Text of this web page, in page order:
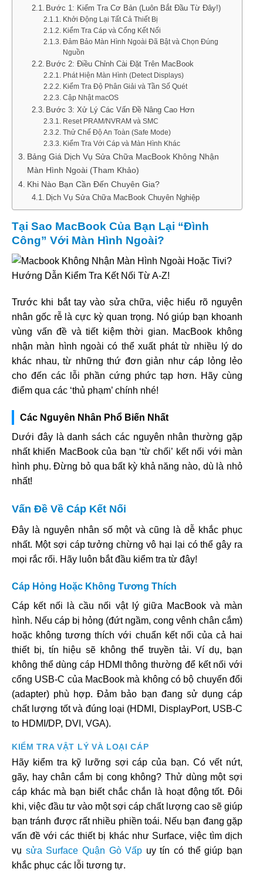
Bước 1: Kiểm Tra Cơ Bản (Luôn Bắt Đầu Từ Đây!)
Khởi Động Lại Tất Cả Thiết Bị
Kiểm Tra Cáp và Cổng Kết Nối
Đảm Bảo Màn Hình Ngoài Đã Bật và Chọn Đúng
Nguồn
Bước 2: Điều Chỉnh Cài Đặt Trên MacBook
Phát Hiện Màn Hình (Detect Displays)
Kiểm Tra Độ Phân Giải và Tần Số Quét
Cập Nhật macOS
Bước 3: Xử Lý Các Vấn Đề Nâng Cao Hơn
Reset PRAM/NVRAM và SMC
Thử Chế Độ An Toàn (Safe Mode)
Kiểm Tra Với Cáp và Màn Hình Khác
Bảng Giá Dịch Vụ Sửa Chữa MacBook Không Nhận
Màn Hình Ngoài (Tham Khảo)
Khi Nào Bạn Cần Đến Chuyên Gia?
Dịch Vụ Sửa Chữa MacBook Chuyên Nghiệp
Tại Sao MacBook Của Bạn Lại “Đình
Công” Với Màn Hình Ngoài?
Trước khi bắt tay vào sửa chữa, việc hiểu rõ nguyên
nhân gốc rễ là cực kỳ quan trọng. Nó giúp bạn khoanh
vùng vấn đề và tiết kiệm thời gian. MacBook không
nhận màn hình ngoài có thể xuất phát từ nhiều lý do
khác nhau, từ những thứ đơn giản như cáp lỏng lẻo
cho đến các lỗi phần cứng phức tạp hơn. Hãy cùng
điểm qua các ‘thủ phạm’ chính nhé!
Các Nguyên Nhân Phổ Biến Nhất
Dưới đây là danh sách các nguyên nhân thường gặp
nhất khiến MacBook của bạn ‘từ chối’ kết nối với màn
hình phụ. Đừng bỏ qua bất kỳ khả năng nào, dù là nhỏ
nhất!
Vấn Đề Về Cáp Kết Nối
Đây là nguyên nhân số một và cũng là dễ khắc phục
nhất. Một sợi cáp tưởng chừng vô hại lại có thể gây ra
mọi rắc rối. Hãy luôn bắt đầu kiểm tra từ đây!
Cáp Hỏng Hoặc Không Tương Thích
Cáp kết nối là cầu nối vật lý giữa MacBook và màn
hình. Nếu cáp bị hỏng (đứt ngầm, cong vênh chân cắm)
hoặc không tương thích với chuẩn kết nối của cả hai
thiết bị, tín hiệu sẽ không thể truyền tải. Ví dụ, bạn
không thể dùng cáp HDMI thông thường để kết nối với
cổng USB-C của MacBook mà không có bộ chuyển đổi
(adapter) phù hợp. Đảm bảo bạn đang sử dụng cáp
chất lượng tốt và đúng loại (HDMI, DisplayPort, USB-C
to HDMI/DP, DVI, VGA).
KIỂM TRA VẬT LÝ VÀ LOẠI CÁP
Hãy kiểm tra kỹ lưỡng sợi cáp của bạn. Có vết nứt,
gãy, hay chân cắm bị cong không? Thử dùng một sợi
cáp khác mà bạn biết chắc chắn là hoạt động tốt. Đôi
khi, việc đầu tư vào một sợi cáp chất lượng cao sẽ giúp
bạn tránh được rất nhiều phiền toái. Nếu bạn đang gặp
vấn đề với các thiết bị khác như Surface, việc tìm dịch
vụ sửa Surface Quận Gò Vấp uy tín có thể giúp bạn
khắc phục các lỗi tương tự.